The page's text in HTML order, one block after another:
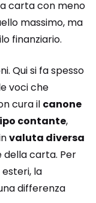
carta con meno
massimo, ma
finanziario.
Qui si fa spesso
voci che
cura il canone
contante,
valuta diversa
della carta. Per
la
differenza